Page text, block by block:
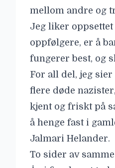
mellom andre og
Jeg liker
oppfølgere, er å
fungerer best, og
For all del, jeg
flere døde
kjent og friskt på
å henge fast i
Jalmari Helander.
To sider av